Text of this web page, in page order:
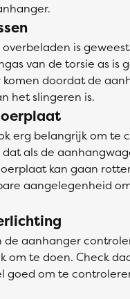
is
van de torsie as is
komen doordat de
het slingeren is.
erg belangrijk om te
als de
kan gaan
aangelegenheid
de aanhanger
om te doen. Check
goed om te